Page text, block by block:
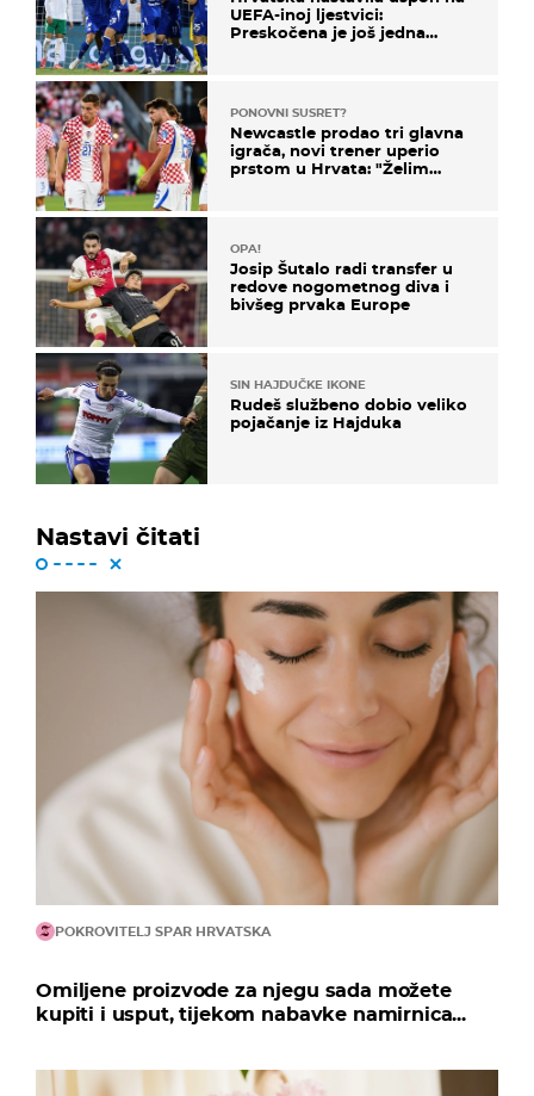
UEFA-inoj ljestvici:
Preskočena je još jedna
PONOVNI SUSRET?
Newcastle prodao tri glavna
igrača, novi trener uperio
prstom u Hrvata: "Želim
OPA!
Josip Šutalo radi transfer u
redove nogometnog diva i
bivšeg prvaka Europe
SIN HAJDUČKE IKONE
Rudeš službeno dobio veliko
pojačanje iz Hajduka
Nastavi čitati
POKROVITELJ SPAR HRVATSKA
Omiljene proizvode za njegu sada možete
kupiti i usput, tijekom nabavke namirnica...